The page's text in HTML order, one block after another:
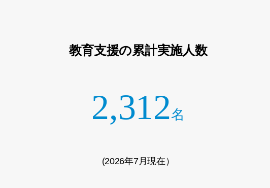
教育支援の累計実施人数
2,312名
(2026年7月現在）